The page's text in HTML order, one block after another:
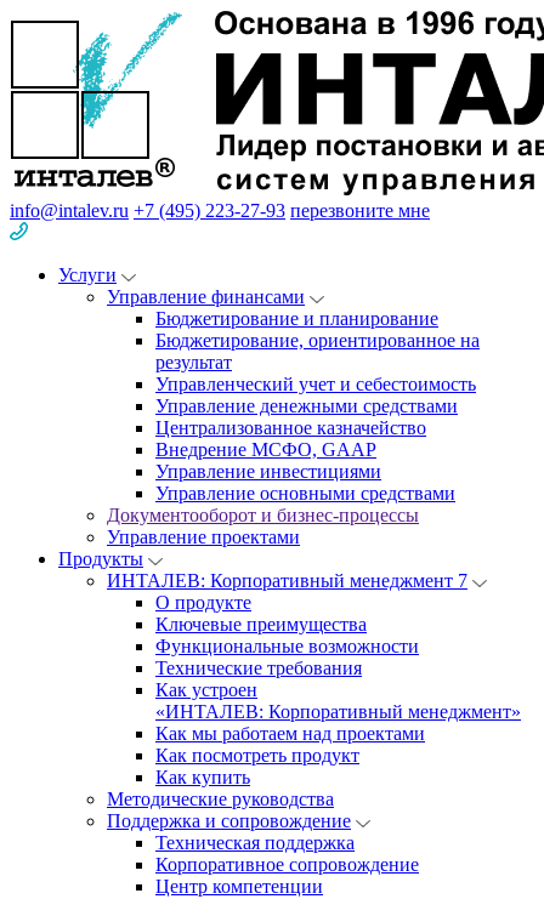
info@intalev.ru +7 (495) 223-27-93 перезвоните мне
Услуги
Управление финансами
Бюджетирование и планирование
Бюджетирование, ориентированное на
результат
Управленческий учет и себестоимость
Управление денежными средствами
Централизованное казначейство
Внедрение МСФО, GAAP
Управление инвестициями
Управление основными средствами
Документооборот и бизнес-процессы
Управление проектами
Продукты
ИНТАЛЕВ: Корпоративный менеджмент 7
О продукте
Ключевые преимущества
Функциональные возможности
Технические требования
Как устроен
«ИНТАЛЕВ: Корпоративный менеджмент»
Как мы работаем над проектами
Как посмотреть продукт
Как купить
Методические руководства
Поддержка и сопровождение
Техническая поддержка
Корпоративное сопровождение
Центр компетенции